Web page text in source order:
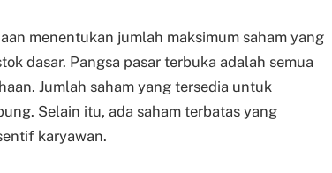
menentukan jumlah maksimum saham yang
dasar. Pangsa pasar terbuka adalah semua
Jumlah saham yang tersedia untuk
Selain itu, ada saham terbatas yang
karyawan.